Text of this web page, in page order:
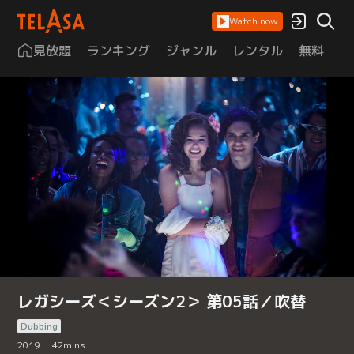
Watch now
見放題 ランキング ジャンル レンタル 無料
レガシーズ＜シーズン2＞ 第05話／吹替
Dubbing
2019
42mins